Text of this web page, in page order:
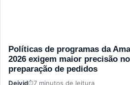
Políticas de programas da
2026 exigem maior precisão
preparação de pedidos
Deivid 7 minutos de leitura